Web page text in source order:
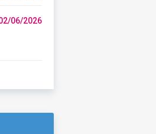
06/2026